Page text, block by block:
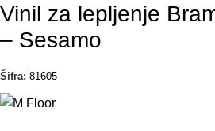
Vinil za lepljenje
– Sesamo
Šifra: 81605